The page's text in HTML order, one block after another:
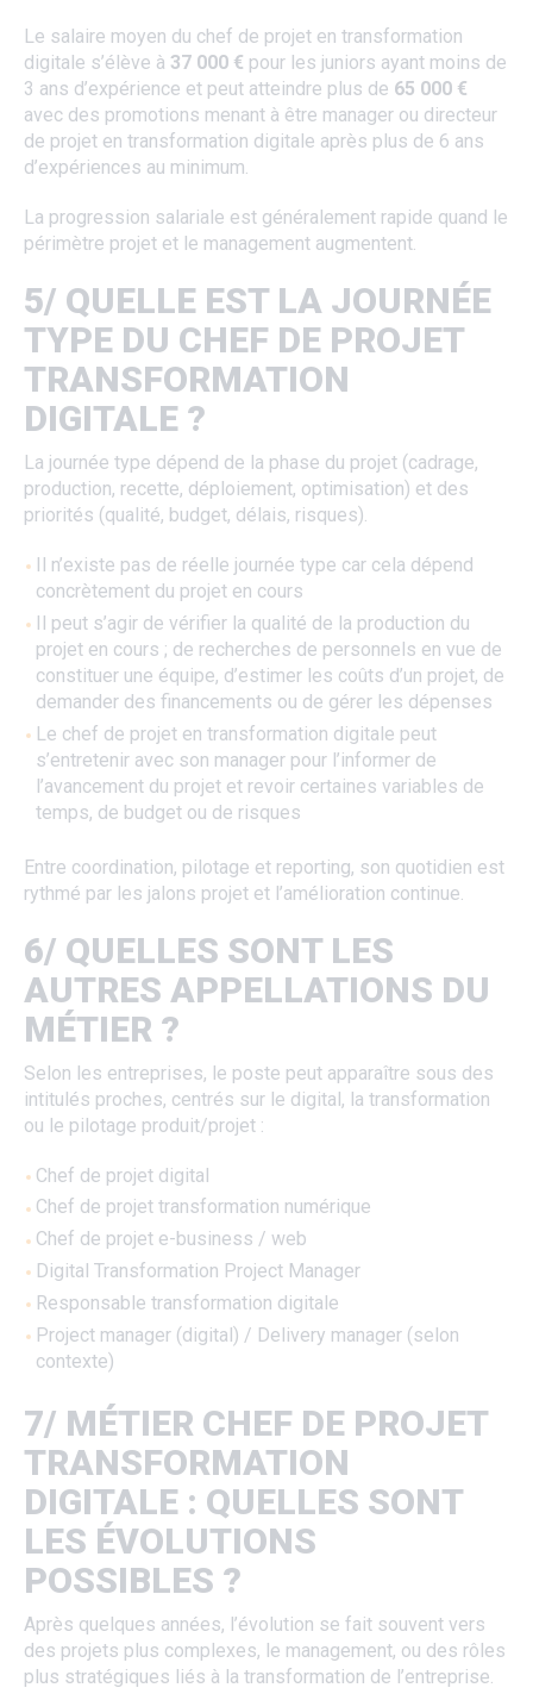
Le salaire moyen du chef de projet en transformation
digitale s’élève à 37 000 € pour les juniors ayant moins de
3 ans d’expérience et peut atteindre plus de 65 000 €
avec des promotions menant à être manager ou directeur
de projet en transformation digitale après plus de 6 ans
d’expériences au minimum.
La progression salariale est généralement rapide quand le
périmètre projet et le management augmentent.
5/ QUELLE EST LA JOURNÉE
TYPE DU CHEF DE PROJET
TRANSFORMATION
DIGITALE ?
La journée type dépend de la phase du projet (cadrage,
production, recette, déploiement, optimisation) et des
priorités (qualité, budget, délais, risques).
Il n’existe pas de réelle journée type car cela dépend
concrètement du projet en cours
Il peut s’agir de vérifier la qualité de la production du
projet en cours ; de recherches de personnels en vue de
constituer une équipe, d’estimer les coûts d’un projet, de
demander des financements ou de gérer les dépenses
Le chef de projet en transformation digitale peut
s’entretenir avec son manager pour l’informer de
l’avancement du projet et revoir certaines variables de
temps, de budget ou de risques
Entre coordination, pilotage et reporting, son quotidien est
rythmé par les jalons projet et l’amélioration continue.
6/ QUELLES SONT LES
AUTRES APPELLATIONS DU
MÉTIER ?
Selon les entreprises, le poste peut apparaître sous des
intitulés proches, centrés sur le digital, la transformation
ou le pilotage produit/projet :
Chef de projet digital
Chef de projet transformation numérique
Chef de projet e-business / web
Digital Transformation Project Manager
Responsable transformation digitale
Project manager (digital) / Delivery manager (selon
contexte)
7/ MÉTIER CHEF DE PROJET
TRANSFORMATION
DIGITALE : QUELLES SONT
LES ÉVOLUTIONS
POSSIBLES ?
Après quelques années, l’évolution se fait souvent vers
des projets plus complexes, le management, ou des rôles
plus stratégiques liés à la transformation de l’entreprise.